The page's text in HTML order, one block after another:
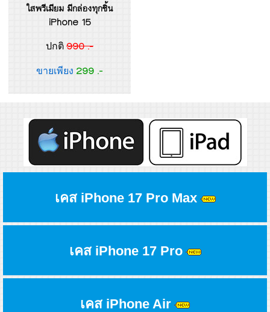
ใสพรีเมียม มีกล่องทุกชิ้น
iPhone 15
ปกติ 990 .-
ขายเพียง 299 .-
เคส iPhone 17 Pro Max
เคส iPhone 17 Pro
เคส iPhone Air